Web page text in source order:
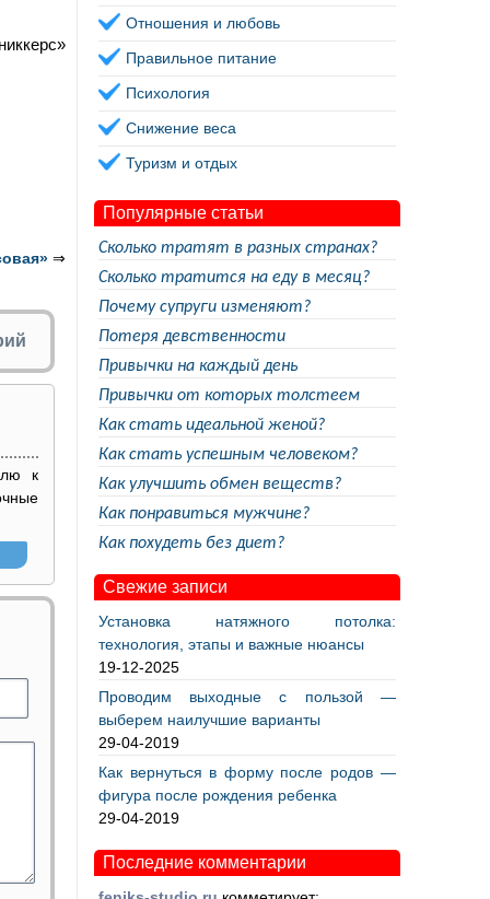
⇒
к
Отношения и любовь
Правильное питание
Психология
Снижение веса
Туризм и отдых
Популярные статьи
Сколько тратят в разных странах?
Сколько тратится на еду в месяц?
Почему супруги изменяют?
Потеря девственности
Привычки на каждый день
Привычки от которых толстеем
Как стать идеальной женой?
Как стать успешным человеком?
Как улучшить обмен веществ?
Как понравиться мужчине?
Как похудеть без диет?
Свежие записи
Установка натяжного потолка:
технология, этапы и важные нюансы
19-12-2025
Проводим выходные с пользой —
выберем наилучшие варианты
29-04-2019
Как вернуться в форму после родов —
фигура после рождения ребенка
29-04-2019
Последние комментарии